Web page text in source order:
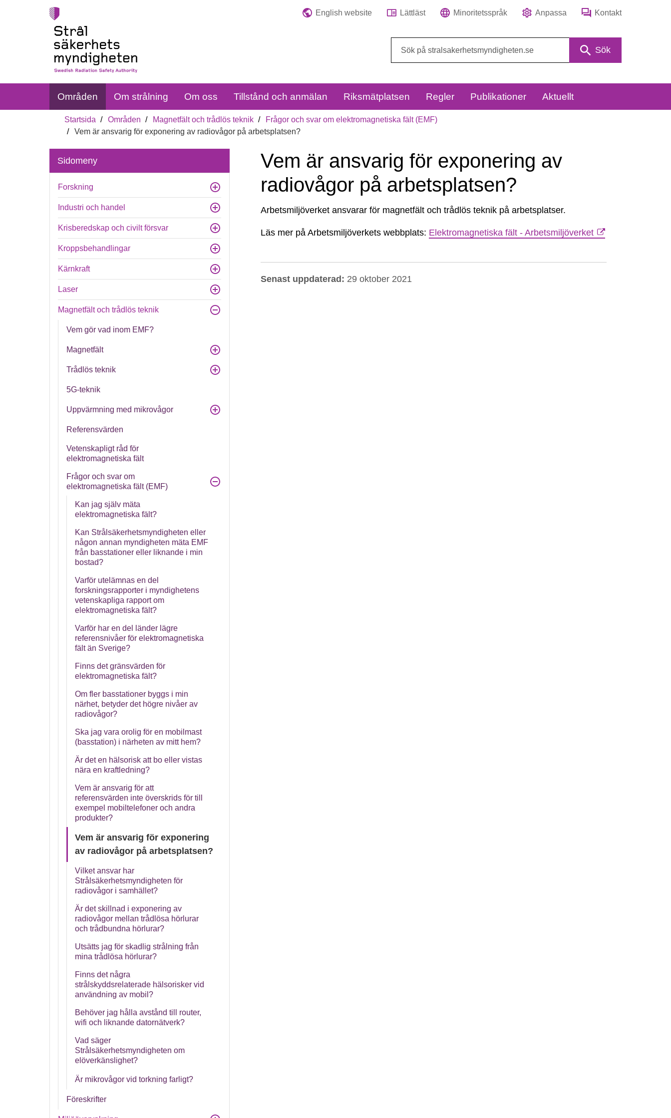
English website Lättläst Minoritetsspråk Anpassa Kontakt
Sök
Områden Om strålning Om oss Tillstånd och anmälan Riksmätplatsen Regler Publikationer Aktuellt
Startsida Områden Magnetfält och trådlös teknik
Frågor och svar om elektromagnetiska fält (EMF)
Vem är ansvarig för exponering av radiovågor på arbetsplatsen?
Sidomeny
Forskning
Industri och handel
Krisberedskap och civilt försvar
Kroppsbehandlingar
Kärnkraft
Laser
Magnetfält och trådlös teknik
Vem gör vad inom EMF?
Magnetfält
Trådlös teknik
5G-teknik
Uppvärmning med mikrovågor
Referensvärden
Vetenskapligt råd för
elektromagnetiska fält
Frågor och svar om
elektromagnetiska fält (EMF)
Kan jag själv mäta
elektromagnetiska fält?
Kan Strålsäkerhetsmyndigheten eller
någon annan myndigheten mäta EMF
från basstationer eller liknande i min
bostad?
Varför utelämnas en del
forskningsrapporter i myndighetens
vetenskapliga rapport om
elektromagnetiska fält?
Varför har en del länder lägre
referensnivåer för elektromagnetiska
fält än Sverige?
Finns det gränsvärden för
elektromagnetiska fält?
Om fler basstationer byggs i min
närhet, betyder det högre nivåer av
radiovågor?
Ska jag vara orolig för en mobilmast
(basstation) i närheten av mitt hem?
Är det en hälsorisk att bo eller vistas
nära en kraftledning?
Vem är ansvarig för att
referensvärden inte överskrids för till
exempel mobiltelefoner och andra
produkter?
Vem är ansvarig för exponering
av radiovågor på arbetsplatsen?
Vilket ansvar har
Strålsäkerhetsmyndigheten för
radiovågor i samhället?
Är det skillnad i exponering av
radiovågor mellan trådlösa hörlurar
och trådbundna hörlurar?
Utsätts jag för skadlig strålning från
mina trådlösa hörlurar?
Finns det några
strålskyddsrelaterade hälsorisker vid
användning av mobil?
Behöver jag hålla avstånd till router,
wifi och liknande datornätverk?
Vad säger
Strålsäkerhetsmyndigheten om
elöverkänslighet?
Är mikrovågor vid torkning farligt?
Föreskrifter
Vem är ansvarig för exponering av
radiovågor på arbetsplatsen?
Vem
ansvarig
Arbetsmiljöverket ansvarar för magnetfält och trådlös teknik på arbetsplatser.
Läs mer på Arbetsmiljöverkets webbplats: Elektromagnetiska fält - Arbetsmiljöverket
Senast uppdaterad: 29 oktober 2021